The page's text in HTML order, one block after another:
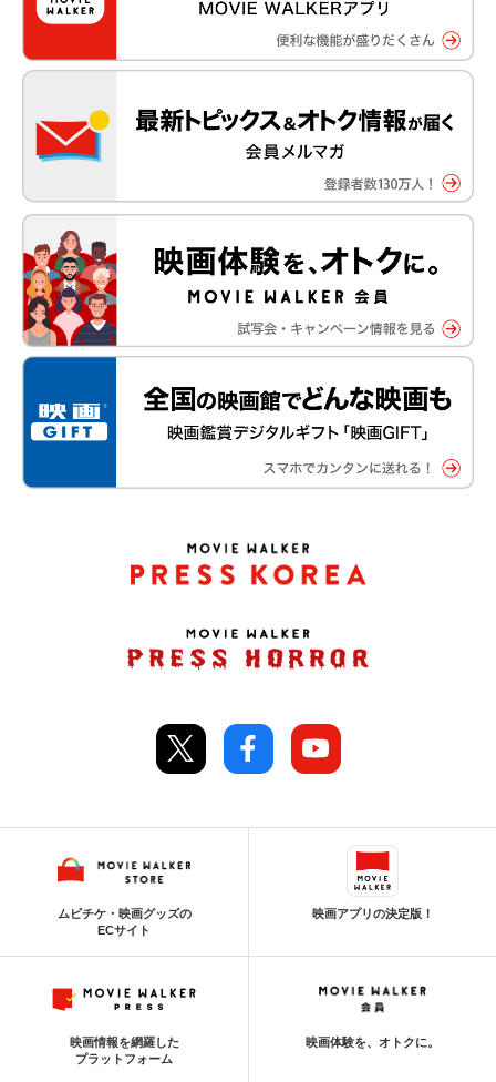
ムビチケ・映画グッズの
ECサイト
映画アプリの決定版！
映画情報を網羅した
プラットフォーム
映画体験を、オトクに。